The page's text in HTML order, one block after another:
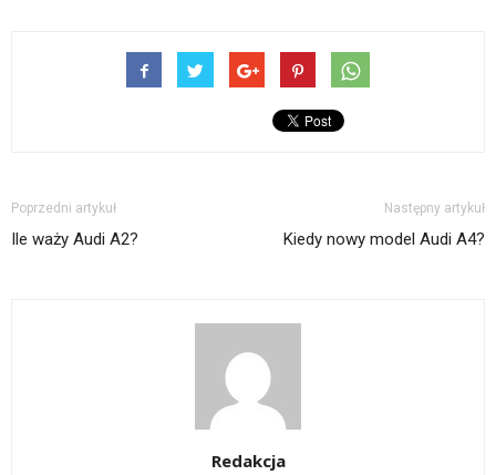
Poprzedni artykuł
Ile waży Audi A2?
Następny artykuł
Kiedy nowy model Audi A4?
Redakcja